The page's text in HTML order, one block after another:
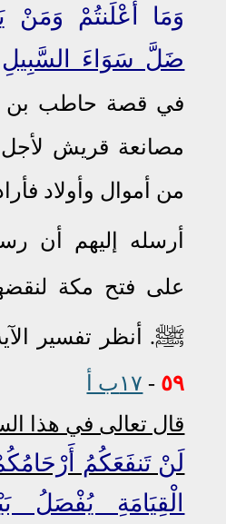
وَمَا أَعْلَنتُمْ وَمَنْ
ضَلَّ سَوَاءَ السَّبِيلِ
في قصة حاطب بن
مصانعة قريش
من أموال وأولاد
أرسله إليهم أن
على فتح مكة
ﷺ. أنظر تفسير
٥٩ - ١٧ب أ
قال تعالى في هذا
لَنْ تَنفَعَكُمُ
الْقِيَامَةِ يُفْصَلُ